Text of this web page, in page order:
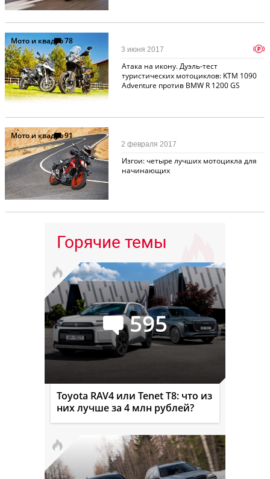
Мото и квадро78
Атака на икону. Дуэль-тест
туристических мотоциклов: KTM 1090
Adventure против BMW R 1200 GS
3 июня 2017 p
Мото и квадро91
Изгои: четыре лучших мотоцикла для
начинающих
2 февраля 2017
Горячие темы
595
Toyota RAV4 или Tenet T8: что из
них лучше за 4 млн рублей?